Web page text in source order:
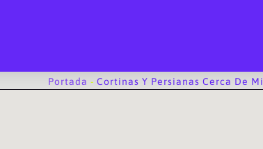
Portada - Cortinas Y Persianas Cerca De Mi